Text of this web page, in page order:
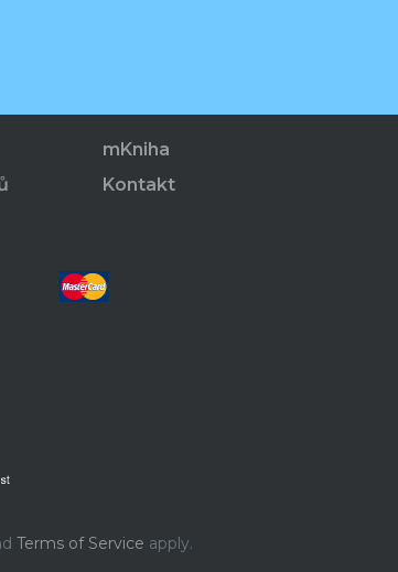
mKniha
Kontakt
Terms of Service apply.